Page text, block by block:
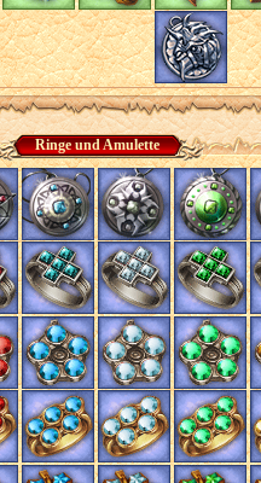
Ringe und Amulette